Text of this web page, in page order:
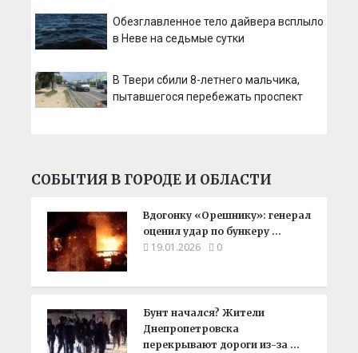
Обезглавленное тело дайвера всплыло
в Неве на седьмые сутки
В Твери сбили 8-летнего мальчика,
пытавшегося перебежать проспект
СОБЫТИЯ В ГОРОДЕ И ОБЛАСТИ
Вдогонку «Орешнику»: генерал
оценил удар по бункеру …
19.01.2026 0
Бунт начался? Жители
Днепропетровска
перекрывают дороги из-за …